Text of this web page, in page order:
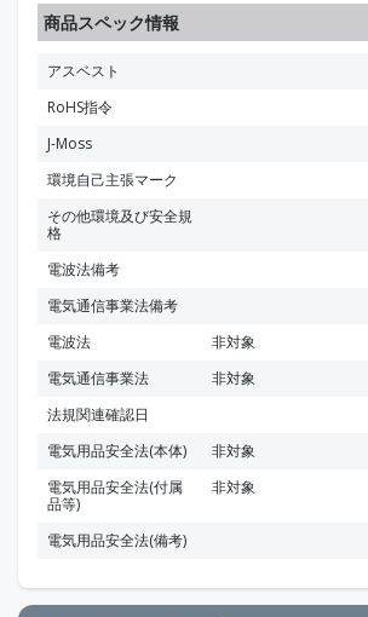
商品スペック情報
アスベスト
RoHS指令
J-Moss
環境自己主張マーク
その他環境及び安全規
格
電波法備考
電気通信事業法備考
電波法
非対象
電気通信事業法
非対象
法規関連確認日
電気用品安全法(本体)
非対象
電気用品安全法(付属
品等)
非対象
電気用品安全法(備考)